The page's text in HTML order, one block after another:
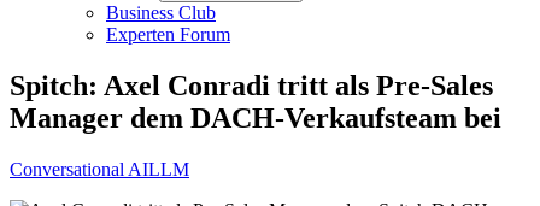
Business Club
Experten Forum
Spitch: Axel Conradi tritt als Pre-Sales
Manager dem DACH-Verkaufsteam bei
Conversational AILLM